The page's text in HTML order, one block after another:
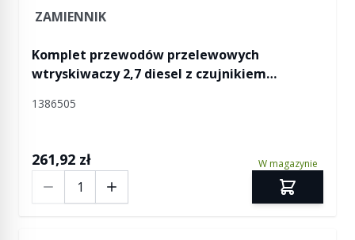
ZAMIENNIK
Komplet przewodów przelewowych
wtryskiwaczy 2,7 diesel z czujnikiem
/ RR Sport
1386505
261,92 zł W magazynie